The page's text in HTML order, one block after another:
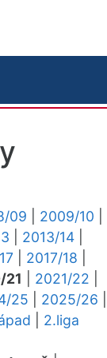
09 2009/10
2013/14
2017/18
21 2021/22
25 2025/26
2.liga